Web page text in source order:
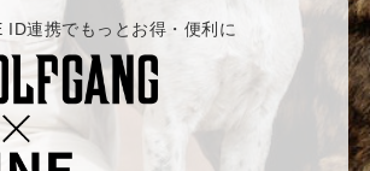
ID連携でもっとお得・便利に